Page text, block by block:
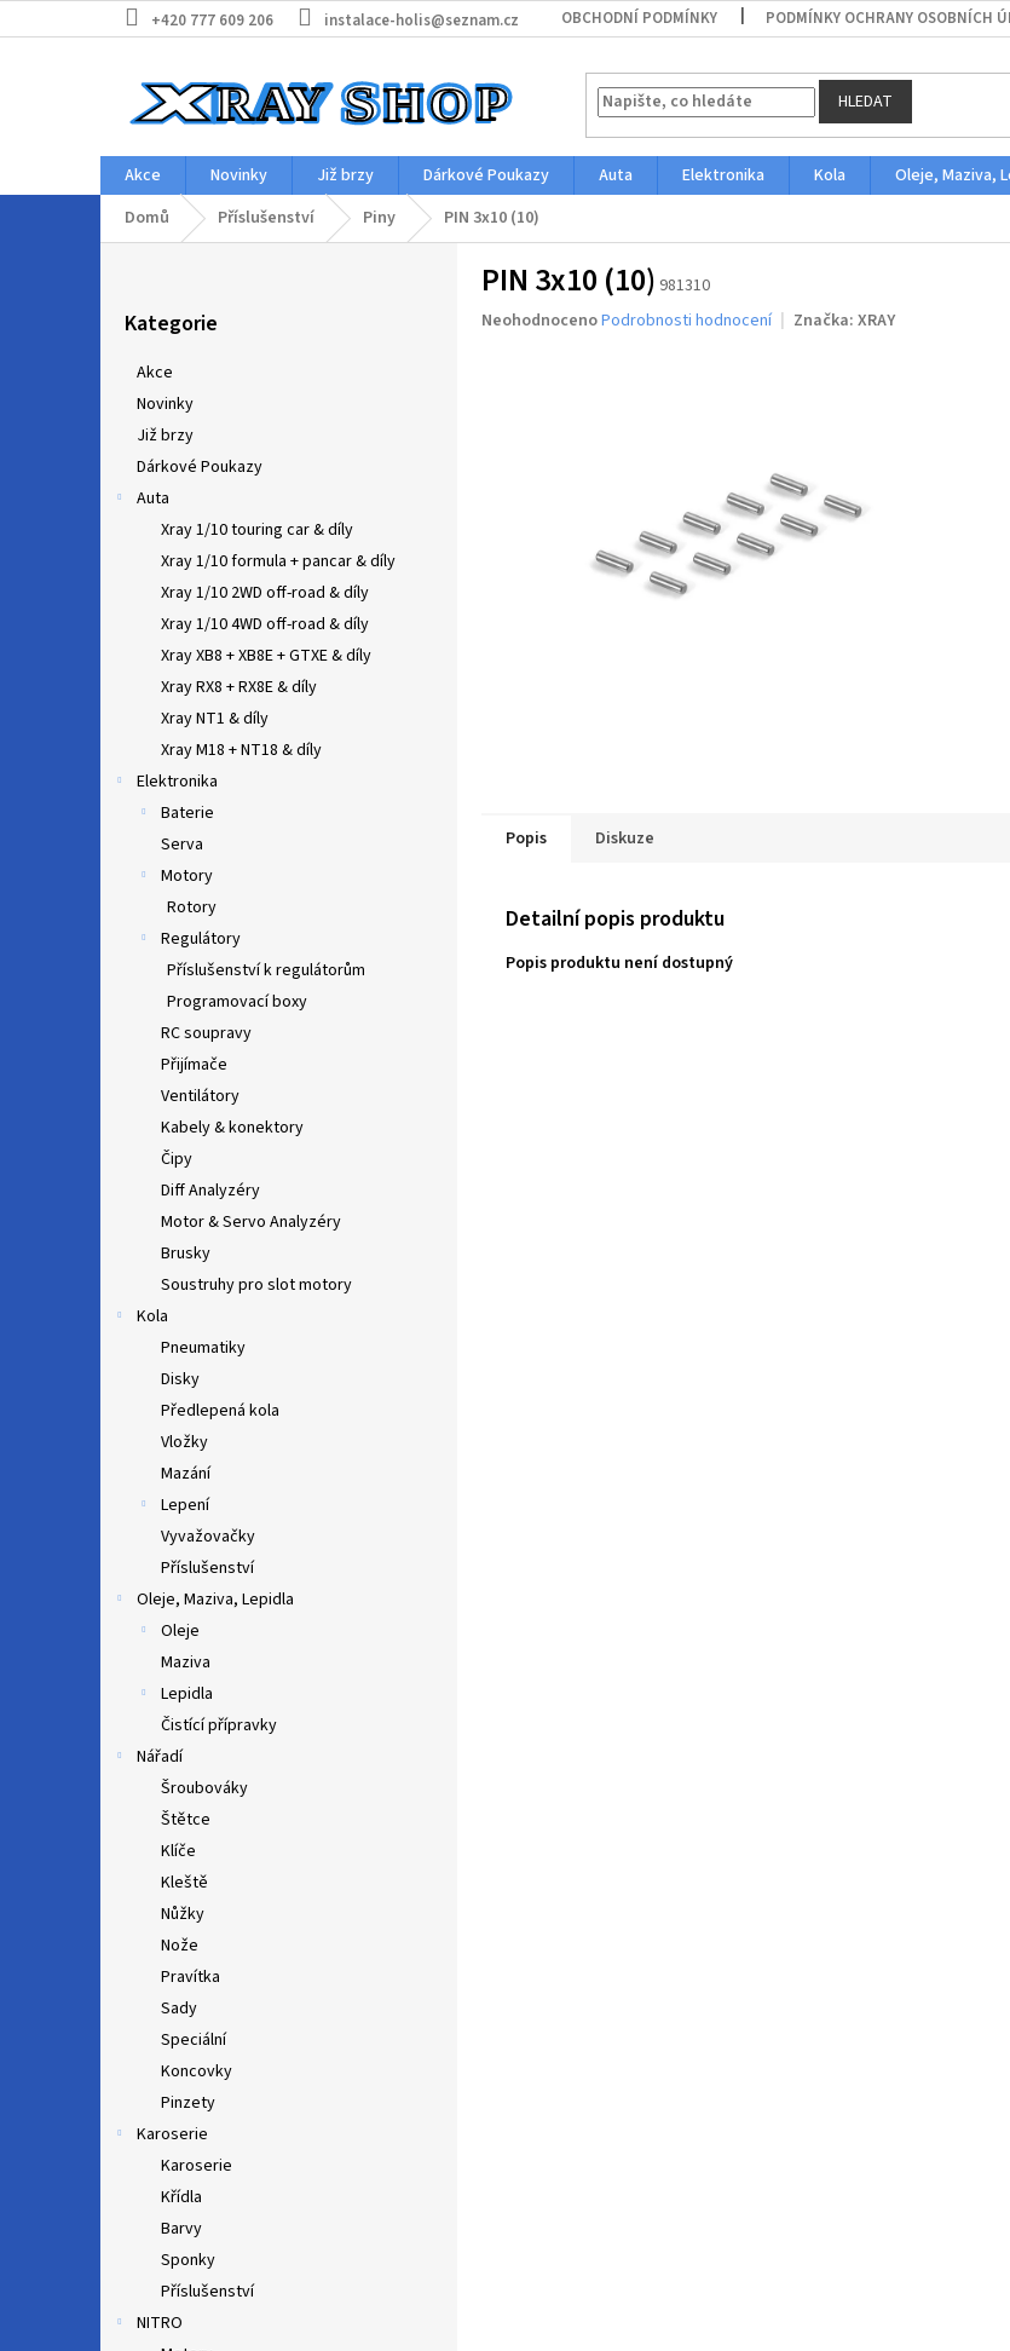
na
+420 777 609 206 instalace-holis@seznam.cz OBCHODNÍ PODMÍNKY PODMÍNKY OCHRANY OSOBNÍCH
HLEDAT
Akce Novinky Již brzy Dárkové Poukazy Auta Elektronika Kola Oleje, Maziva,
Domů
Příslušenství Piny PIN 3x10 (10)
kategorie
Kategorie
Akce
Novinky
Již brzy
Dárkové Poukazy
Auta
Xray 1/10 touring car & díly
Xray 1/10 formula + pancar & díly
Xray 1/10 2WD off-road & díly
Xray 1/10 4WD off-road & díly
Xray XB8 + XB8E + GTXE & díly
Xray RX8 + RX8E & díly
Xray NT1 & díly
Xray M18 + NT18 & díly
Elektronika
Baterie
Serva
Motory
Rotory
Regulátory
Příslušenství k regulátorům
Programovací boxy
RC soupravy
Přijímače
Ventilátory
Kabely & konektory
Čipy
Diff Analyzéry
Motor & Servo Analyzéry
Brusky
Soustruhy pro slot motory
Kola
Pneumatiky
Disky
Předlepená kola
Vložky
Mazání
Lepení
Vyvažovačky
Příslušenství
Oleje, Maziva, Lepidla
Oleje
Maziva
Lepidla
Čistící přípravky
Nářadí
Šroubováky
Štětce
Klíče
Kleště
Nůžky
Nože
Pravítka
Sady
Speciální
Koncovky
Pinzety
Karoserie
Karoserie
Křídla
Barvy
Sponky
Příslušenství
NITRO
PIN 3x10 (10) 981310
Průměrné
NeohodnocenoPodrobnosti hodnocení Značka: XRAY
Popis Diskuze
Detailní popis produktu
Popis produktu není dostupný